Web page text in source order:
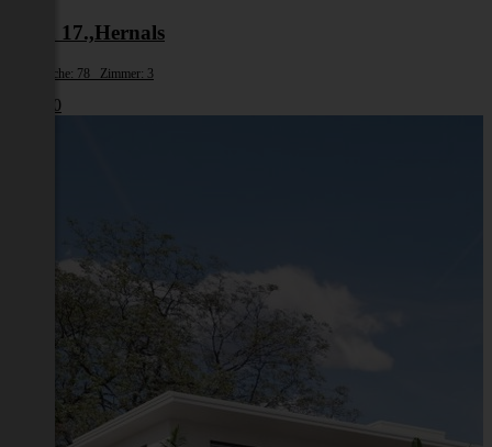
Wien 17.,Hernals
Wohnfläche: 78 Zimmer: 3
€ 1.980